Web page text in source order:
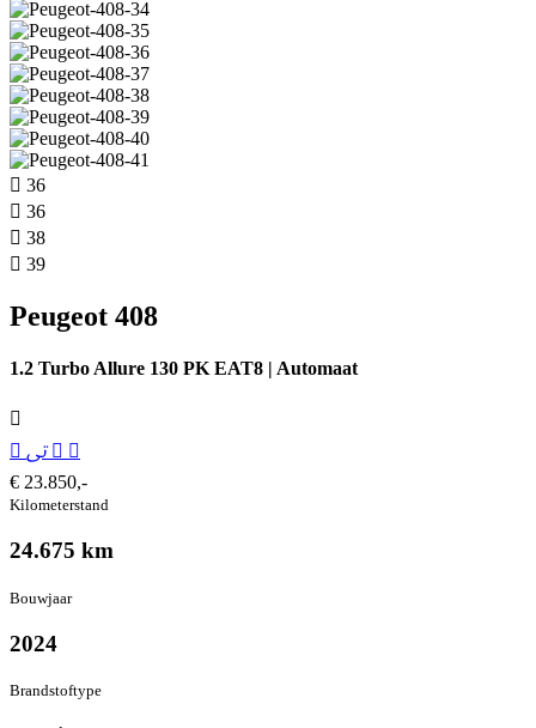
36
36
38
39
Peugeot 408
1.2 Turbo Allure 130 PK EAT8 | Automaat
€ 23.850,-
Kilometer­stand
24.675 km
Bouwjaar
2024
Brandstof­type